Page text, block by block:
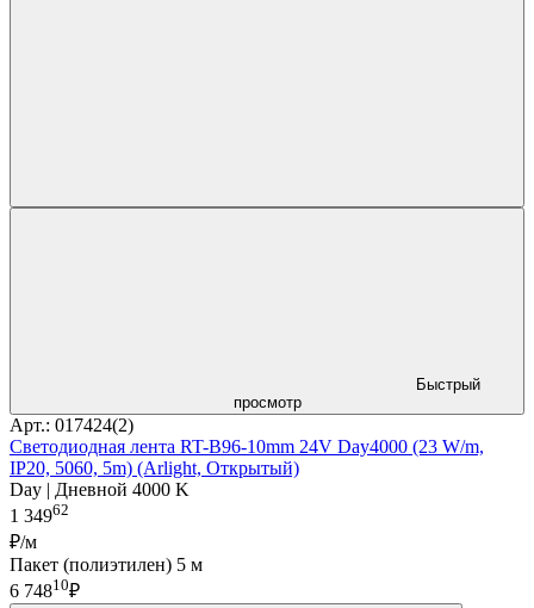
Быстрый
просмотр
Арт.: 017424(2)
Светодиодная лента RT-B96-10mm 24V Day4000 (23 W/m,
IP20, 5060, 5m) (Arlight, Открытый)
Day | Дневной 4000 K
1 34962
₽/м
Пакет (полиэтилен) 5 м
6 74810₽